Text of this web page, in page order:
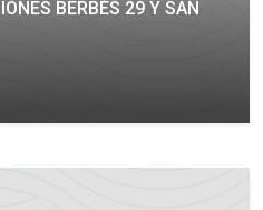
BERBÉS 29 Y SAN